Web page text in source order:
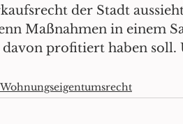
der Stadt
Maßnahmen in einem
profitiert haben soll.